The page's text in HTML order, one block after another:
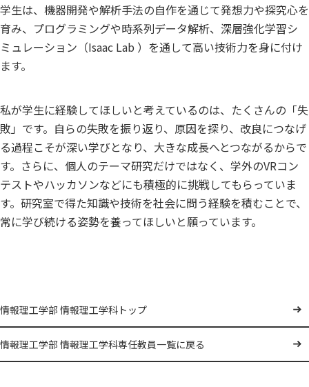
学生は、機器開発や解析手法の自作を通じて発想力や探究心を
育み、プログラミングや時系列データ解析、深層強化学習シ
ミュレーション（Isaac Lab ）を通して高い技術力を身に付け
ます。
私が学生に経験してほしいと考えているのは、たくさんの「失
敗」です。自らの失敗を振り返り、原因を探り、改良につなげ
る過程こそが深い学びとなり、大きな成長へとつながるからで
す。さらに、個人のテーマ研究だけではなく、学外のVRコン
テストやハッカソンなどにも積極的に挑戦してもらっていま
す。研究室で得た知識や技術を社会に問う経験を積むことで、
常に学び続ける姿勢を養ってほしいと願っています。
情報理工学部 情報理工学科トップ
情報理工学部 情報理工学科専任教員一覧に戻る